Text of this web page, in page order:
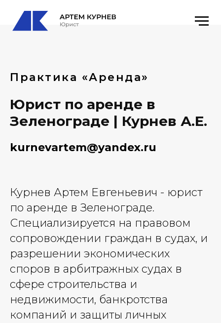
Практика «Аренда»
Юрист по аренде в
Зеленограде | Курнев А.Е.
kurnevartem@yandex.ru
Курнев Артем Евгеньевич - юрист
по аренде в Зеленограде.
Специализируется на правовом
сопровождении граждан в судах, и
разрешении экономических
споров в арбитражных судах в
сфере строительства и
недвижимости, банкротства
компаний и защиты личных